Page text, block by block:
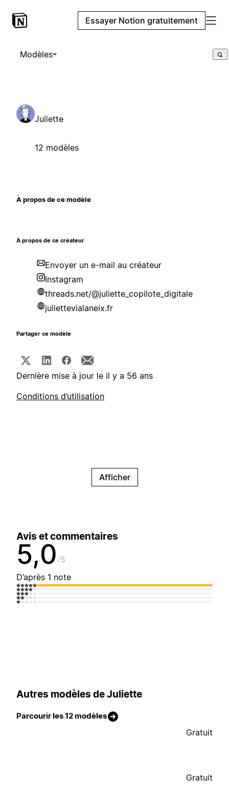
Essayer Notion gratuitement
Modèles
Juliette
12 modèles
À propos de ce modèle
À propos de ce créateur
Envoyer un e-mail au créateur
Instagram
threads.net/@juliette_copilote_digitale
juliettevialaneix.fr
Partager ce modèle
Dernière mise à jour le il y a 56 ans
Conditions d’utilisation
Afficher
Avis et commentaires
5,0 5
D’après 1 note
Autres modèles de Juliette
Parcourir les 12 modèles
Gratuit
Gratuit